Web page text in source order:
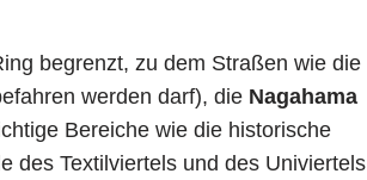
begrenzt, zu dem Straßen wie die
werden darf), die Nagahama
Bereiche wie die historische
des Textilviertels und des Univiertels